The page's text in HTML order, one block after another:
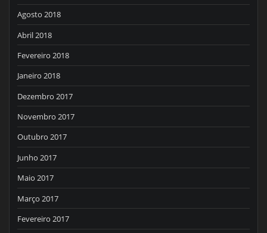
Agosto 2018
Abril 2018
Fevereiro 2018
Janeiro 2018
Dezembro 2017
Novembro 2017
Outubro 2017
Junho 2017
Maio 2017
Março 2017
Fevereiro 2017